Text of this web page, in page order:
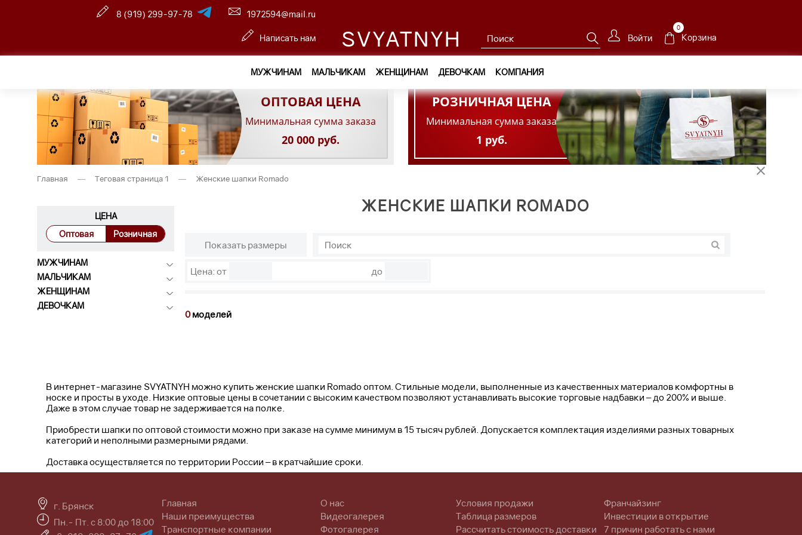
8 (919) 299-97-78 1972594@mail.ru
Написать нам SVYATNYH Войти
0
Корзина
МУЖЧИНАМ МАЛЬЧИКАМ ЖЕНЩИНАМ ДЕВОЧКАМ КОМПАНИЯ
ОПТОВАЯ ЦЕНА
Минимальная сумма заказа
20 000 руб.
РОЗНИЧНАЯ ЦЕНА
Минимальная сумма заказа
1 руб.
Главная — Теговая страница 1 — Женские шапки Romado
ЖЕНСКИЕ ШАПКИ ROMADO
Показать размеры
Цена: от до
0моделей
ЦЕНА
Оптовая
Розничная
МУЖЧИНАМ
МАЛЬЧИКАМ
ЖЕНЩИНАМ
ДЕВОЧКАМ
В интернет-магазине SVYATNYH можно купить женские шапки Romado оптом. Стильные модели, выполненные из качественных материалов комфортны в
носке и просты в уходе. Низкие оптовые цены в сочетании с высоким качеством позволяют устанавливать высокие торговые надбавки – до 200% и выше.
Даже в этом случае товар не задерживается на полке.
Приобрести шапки по оптовой стоимости можно при заказе на сумме минимум в 15 тысяч рублей. Допускается комплектация изделиями разных товарных
категорий и неполными размерными рядами.
Доставка осуществляется по территории России – в кратчайшие сроки.
г. Брянск
Пн.- Пт. с 8:00 до 18:00
Главная
Наши преимущества
Транспортные компании
О нас
Видеогалерея
Фотогалерея
Условия продажи
Таблица размеров
Рассчитать стоимость доставки
Франчайзинг
Инвестиции в открытие
7 причин работать с нами